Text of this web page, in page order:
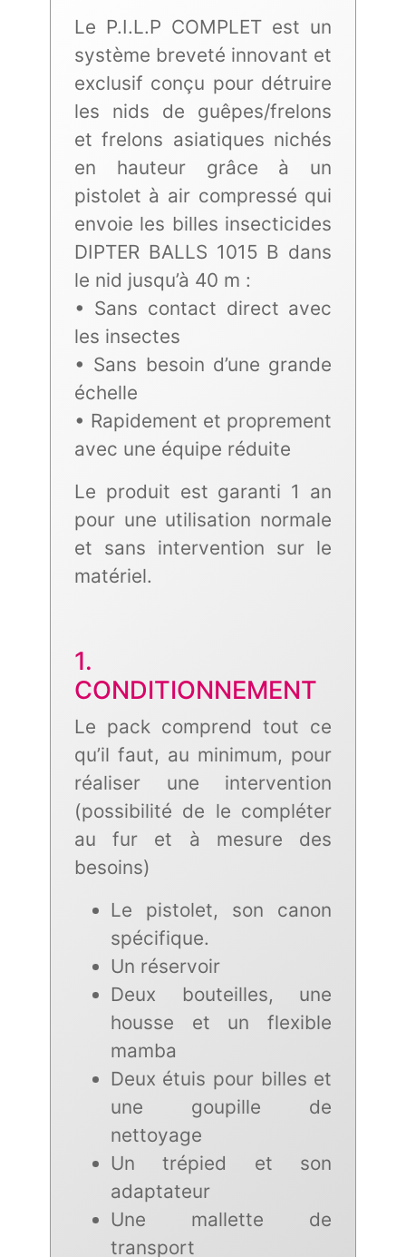
Le P.I.L.P COMPLET est un
système breveté innovant et
exclusif conçu pour détruire
les nids de guêpes/frelons
et frelons asiatiques nichés
en hauteur grâce à un
pistolet à air compressé qui
envoie les billes insecticides
DIPTER BALLS 1015 B dans
le nid jusqu’à 40 m :
• Sans contact direct avec
les insectes
• Sans besoin d’une grande
échelle
• Rapidement et proprement
avec une équipe réduite
Le produit est garanti 1 an
pour une utilisation normale
et sans intervention sur le
matériel.
1.
CONDITIONNEMENT
Le pack comprend tout ce
qu’il faut, au minimum, pour
réaliser une intervention
(possibilité de le compléter
au fur et à mesure des
besoins)
Le pistolet, son canon
spécifique.
Un réservoir
Deux bouteilles, une
housse et un flexible
mamba
Deux étuis pour billes et
une goupille de
nettoyage
Un trépied et son
adaptateur
Une mallette de
transport